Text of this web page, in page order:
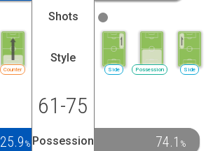
Shots
Counter
Style
Side Possession Side
61-75
25.9 % Possession 74.1 %